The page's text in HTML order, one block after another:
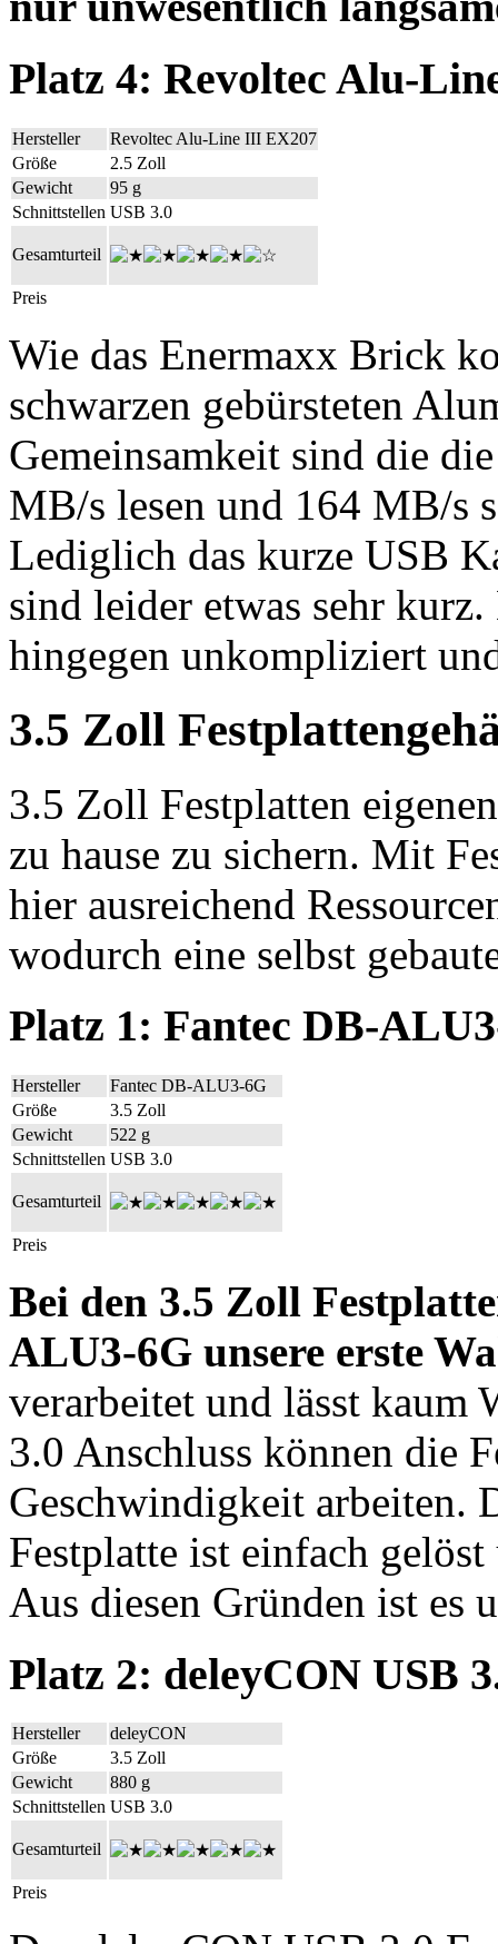
Platz 4: Revoltec Alu-
Hersteller
Revoltec Alu-Line III EX207
Größe
2.5 Zoll
Gewicht
95 g
Schnittstellen USB 3.0
Gesamturteil
Preis
Wie das Enermaxx Brick
schwarzen gebürsteten
Gemeinsamkeit sind die
MB/s lesen und 164 MB/s
Lediglich das kurze USB
sind leider etwas sehr
hingegen unkompliziert
3.5 Zoll
3.5 Zoll Festplatten
zu hause zu sichern. Mit
hier ausreichend
wodurch eine selbst
Platz 1: Fantec DB-
Hersteller
Fantec DB-ALU3-6G
Größe
3.5 Zoll
Gewicht
522 g
Schnittstellen USB 3.0
Gesamturteil
Preis
Bei den 3.5 Zoll
ALU3-6G unsere erste
verarbeitet und lässt kaum
3.0 Anschluss können die
Geschwindigkeit arbeiten.
Festplatte ist einfach
Aus diesen Gründen ist es
Platz 2: deleyCON USB
Hersteller
deleyCON
Größe
3.5 Zoll
Gewicht
880 g
Schnittstellen USB 3.0
Gesamturteil
Preis